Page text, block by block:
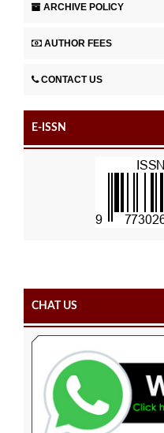
ARCHIVE POLICY
AUTHOR FEES
CONTACT US
E-ISSN
CHAT US